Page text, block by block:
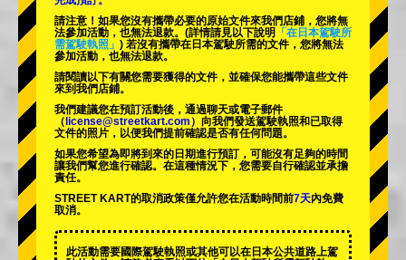
東京 淺草 大阪
沖繩
請注意！如果您沒有攜帶必要的原始文件來我們店鋪，您將無
法參加活動，也無法退款。 (詳情請見以下說明
「在日本駕駛所
需駕駛執照」 ) 若沒有攜帶在日本駕駛所需的文件，您將無法
參加活動，也無法退款。
請閱讀以下有關您需要獲得的文件，並確保您能攜帶這些文件
來到我們店鋪。
我們建議您在預訂活動後，通過聊天或電子郵件
（ license@streetkart.com ）向我們發送駕駛執照和已取得
文件的照片，以便我們提前確認是否有任何問題。
如果您希望為即將到來的日期進行預訂，可能沒有足夠的時間
讓我們幫您進行確認。在這種情況下，您需要自行確認並承擔
責任。
STREET KART的取消政策僅允許您在活動時間前7天內免費
取消。
此活動需要國際駕駛執照或其他可以在日本公共道路上駕